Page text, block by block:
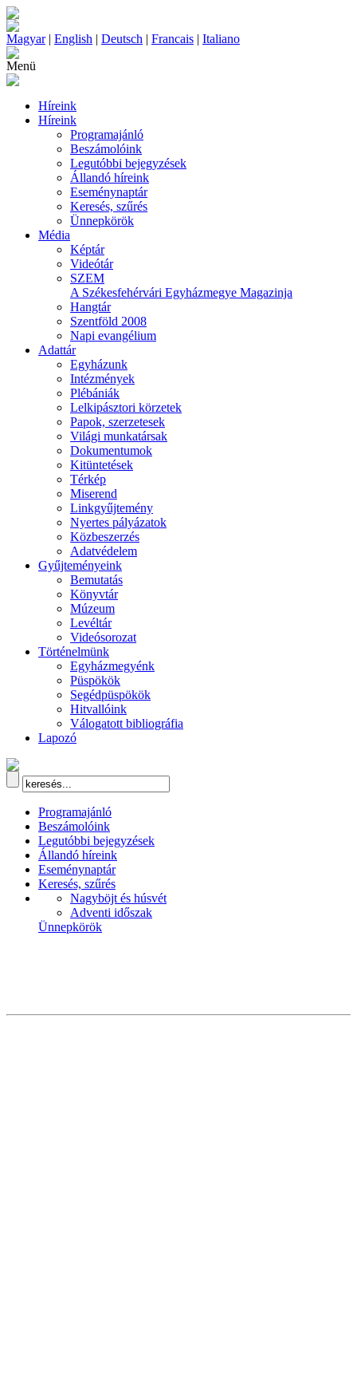
Magyar| English | Deutsch | Francais | Italiano
Menü
Híreink
Híreink
Programajánló
Beszámolóink
Legutóbbi bejegyzések
Állandó híreink
Eseménynaptár
Keresés, szűrés
Ünnepkörök
Média
Képtár
Videótár
SZEM
A Székesfehérvári Egyházmegye Magazinja
Hangtár
Szentföld 2008
Napi evangélium
Adattár
Egyházunk
Intézmények
Plébániák
Lelkipásztori körzetek
Papok, szerzetesek
Világi munkatársak
Dokumentumok
Kitüntetések
Térkép
Miserend
Linkgyűjtemény
Nyertes pályázatok
Közbeszerzés
Adatvédelem
Gyűjteményeink
Bemutatás
Könyvtár
Múzeum
Levéltár
Videósorozat
Történelmünk
Egyházmegyénk
Püspökök
Segédpüspökök
Hitvallóink
Válogatott bibliográfia
Lapozó
Programajánló
Beszámolóink
Legutóbbi bejegyzések
Állandó híreink
Eseménynaptár
Keresés, szűrés
Nagyböjt és húsvét
Adventi időszak
Ünnepkörök